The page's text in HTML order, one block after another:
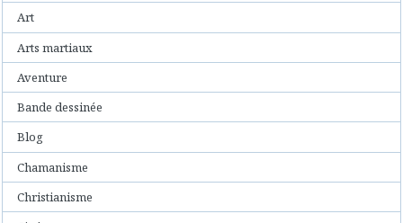
Art
Arts martiaux
Aventure
Bande dessinée
Blog
Chamanisme
Christianisme